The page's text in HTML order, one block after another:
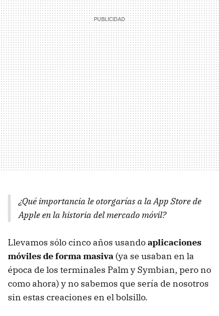
¿Qué importancia le otorgarías a la App Store de
Apple en la historia del mercado móvil?
Llevamos sólo cinco años usandoaplicaciones
móviles de forma masiva (ya se usaban en la
época de los terminales Palm y Symbian, pero no
como ahora) y no sabemos que sería de nosotros
sin estas creaciones en el bolsillo.